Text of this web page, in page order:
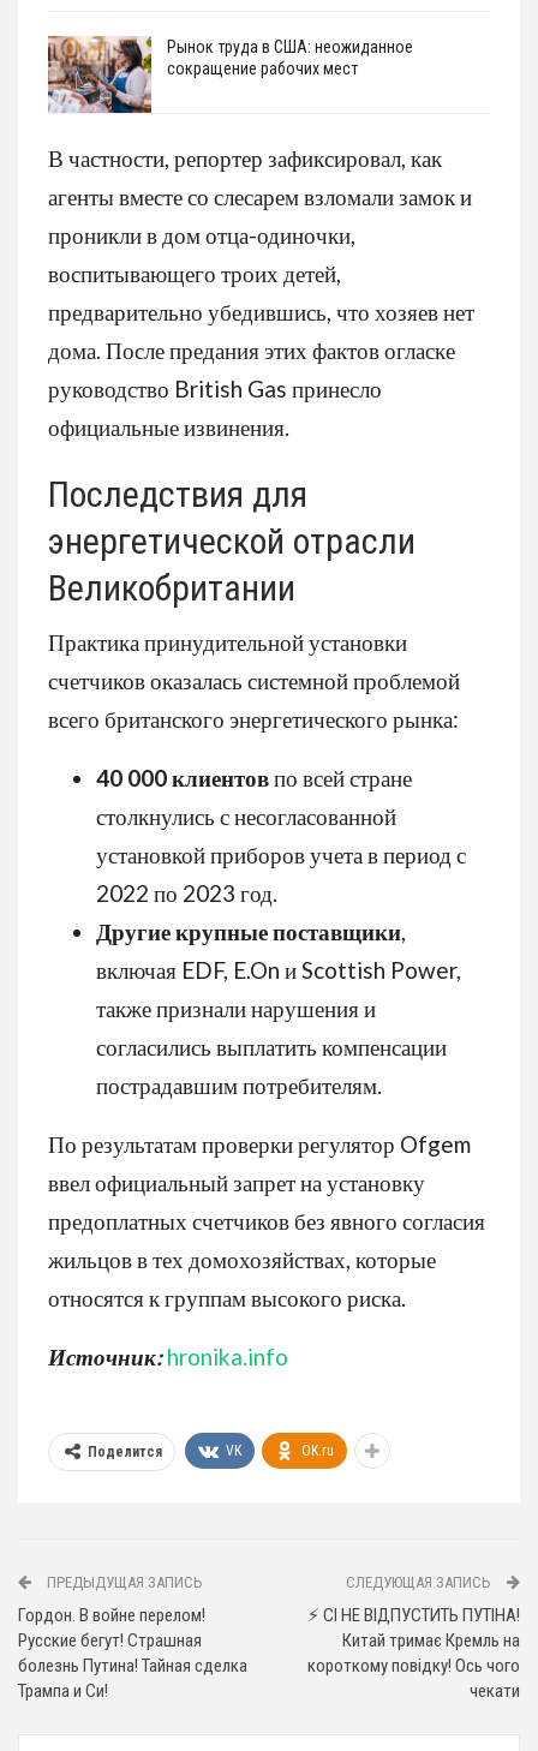
Рынок труда в США: неожиданное
сокращение рабочих мест
В частности, репортер зафиксировал, как
агенты вместе со слесарем взломали замок и
проникли в дом отца-одиночки,
воспитывающего троих детей,
предварительно убедившись, что хозяев нет
дома. После предания этих фактов огласке
руководство British Gas принесло
официальные извинения.
Последствия для
энергетической отрасли
Великобритании
Практика принудительной установки
счетчиков оказалась системной проблемой
всего британского энергетического рынка:
40 000 клиентовпо всей стране
столкнулись с несогласованной
установкой приборов учета в период с
2022 по 2023 год.
Другие крупные поставщики,
включая EDF, E.On и Scottish Power,
также признали нарушения и
согласились выплатить компенсации
пострадавшим потребителям.
По результатам проверки регулятор Ofgem
ввел официальный запрет на установку
предоплатных счетчиков без явного согласия
жильцов в тех домохозяйствах, которые
относятся к группам высокого риска.
Источник: hronika.info
Поделится VK OK.ru
ПРЕДЫДУЩАЯ ЗАПИСЬ
Гордон. В войне перелом!
Русские бегут! Страшная
болезнь Путина! Тайная сделка
Трампа и Си!
СЛЕДУЮЩАЯ ЗАПИСЬ
⚡ СІ НЕ ВІДПУСТИТЬ ПУТІНА!
Китай тримає Кремль на
короткому повідку! Ось чого
чекати